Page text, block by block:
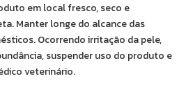
em local fresco, seco e
Manter longe do alcance das
Ocorrendo irritação da pele,
suspender uso do produto e
veterinário.